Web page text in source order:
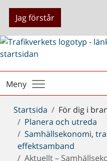
Jag förstår
Meny
Du
är
här:
Startsida
För dig i
Planera och utreda
Samhällsekonomi,
effektsamband
Aktuellt –